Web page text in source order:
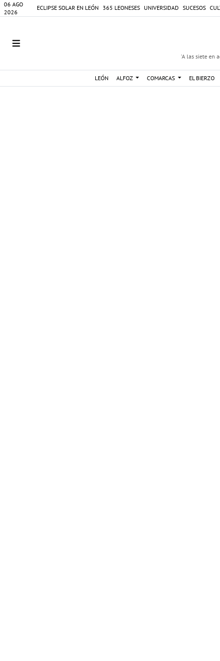
06 AGO
2026
ECLIPSE SOLAR EN LEÓN 365 LEONESES UNIVERSIDAD SUCESOS
'A las siete en
LEÓN ALFOZ COMARCAS EL BIERZO